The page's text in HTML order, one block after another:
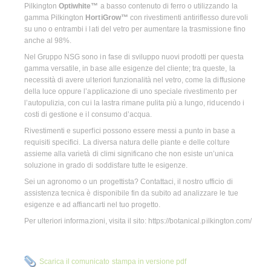
PilkingtonOptiwhite™ a basso contenuto di ferro o utilizzando la
gamma Pilkington HortiGrow™ con rivestimenti antiriflesso durevoli
su uno o entrambi i lati del vetro per aumentare la trasmissione fino
anche al 98%.
Nel Gruppo NSG sono in fase di sviluppo nuovi prodotti per questa
gamma versatile, in base alle esigenze del cliente; tra queste, la
necessità di avere ulteriori funzionalità nel vetro, come la diffusione
della luce oppure l’applicazione di uno speciale rivestimento per
l’autopulizia, con cui la lastra rimane pulita più a lungo, riducendo i
costi di gestione e il consumo d’acqua.
Rivestimenti e superfici possono essere messi a punto in base a
requisiti specifici. La diversa natura delle piante e delle colture
assieme alla varietà di climi significano che non esiste un’unica
soluzione in grado di soddisfare tutte le esigenze.
Sei un agronomo o un progettista? Contattaci, il nostro ufficio di
assistenza tecnica è disponibile fin da subito ad analizzare le tue
esigenze e ad affiancarti nel tuo progetto.
Per ulteriori informazioni, visita il sito: https://botanical.pilkington.com/
Scarica il comunicato stampa in versione pdf